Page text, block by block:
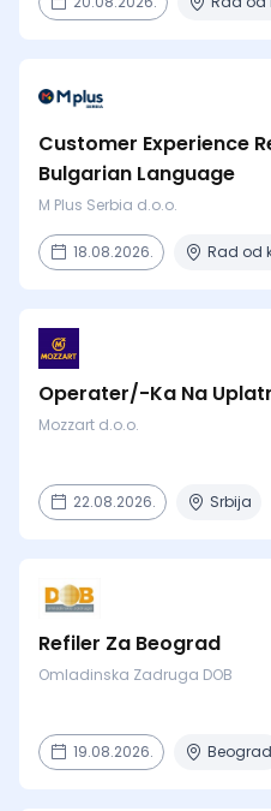
Customer Experience
Bulgarian Language
M Plus Serbia d.o.o.
18.08.2026. Rad od
Operater/-Ka Na
Mozzart d.o.o.
22.08.2026. Srbija
Refiler Za Beograd
Omladinska Zadruga DOB
19.08.2026. Beograd